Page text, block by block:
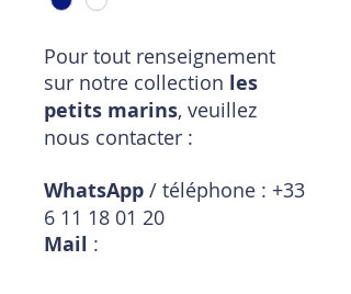
Pour tout renseignement
sur notre collection les
petits marins, veuillez
nous contacter :
WhatsApp / téléphone : +33
6 11 18 01 20
Mail :